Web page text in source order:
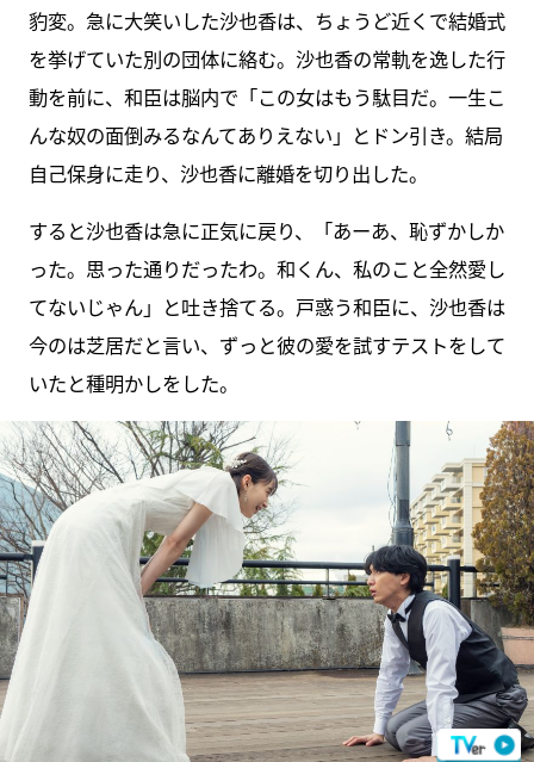
豹変。急に大笑いした沙也香は、ちょうど近くで結婚式
を挙げていた別の団体に絡む。沙也香の常軌を逸した行
動を前に、和臣は脳内で「この女はもう駄目だ。一生こ
んな奴の面倒みるなんてありえない」とドン引き。結局
自己保身に走り、沙也香に離婚を切り出した。
すると沙也香は急に正気に戻り、「あーあ、恥ずかしか
った。思った通りだったわ。和くん、私のこと全然愛し
てないじゃん」と吐き捨てる。戸惑う和臣に、沙也香は
今のは芝居だと言い、ずっと彼の愛を試すテストをして
いたと種明かしをした。